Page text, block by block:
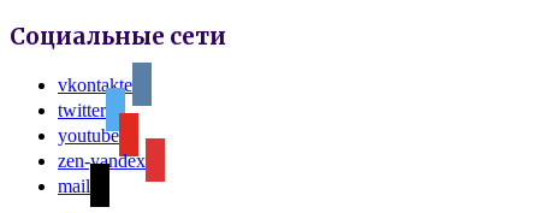
Социальные сети
vkontakte
twitter
youtube
zen-yandex
mail